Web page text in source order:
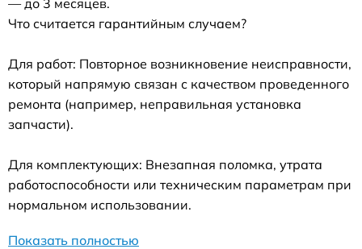
— до 3 месяцев.
Что считается гарантийным случаем?
Для работ: Повторное возникновение неисправности,
который напрямую связан с качеством проведенного
ремонта (например, неправильная установка
запчасти).
Для комплектующих: Внезапная поломка, утрата
работоспособности или техническим параметрам при
нормальном использовании.
Показать полностью